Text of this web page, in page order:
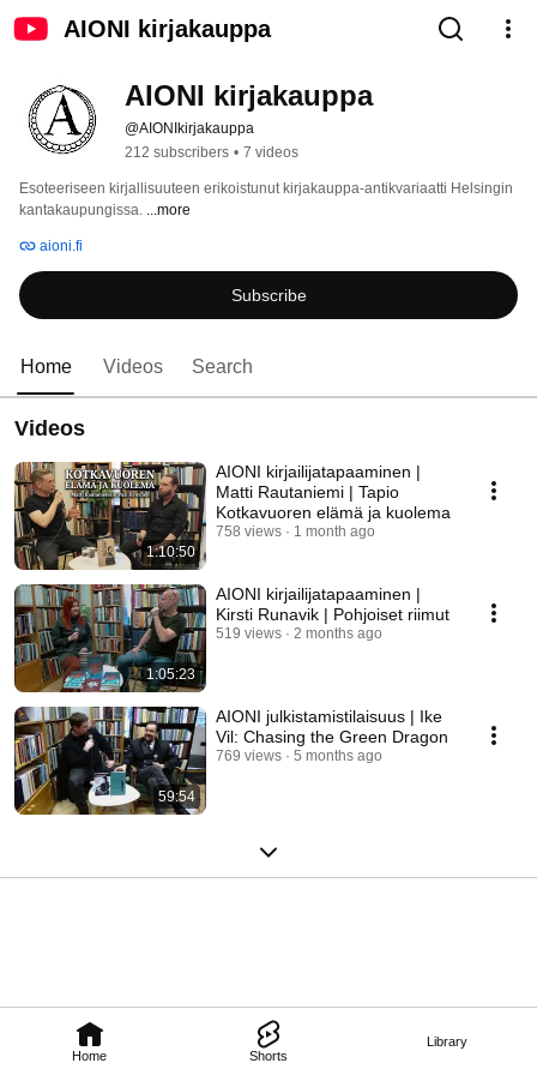
AIONI kirjakauppa
Home Shorts
Library
AIONI kirjakauppa
@AIONIkirjakauppa
212 subscribers • 7 videos
Esoteeriseen kirjallisuuteen erikoistunut kirjakauppa-antikvariaatti Helsingin
kantakaupungissa. ...more
aioni.fi
Subscribe
Home Videos Search
Videos
1:10:50
AIONI kirjailijatapaaminen |
Matti Rautaniemi | Tapio
Kotkavuoren elämä ja kuolema
758 views 1 month ago
1:05:23
AIONI kirjailijatapaaminen |
Kirsti Runavik | Pohjoiset riimut
519 views 2 months ago
59:54
AIONI julkistamistilaisuus | Ike
Vil: Chasing the Green Dragon
769 views 5 months ago